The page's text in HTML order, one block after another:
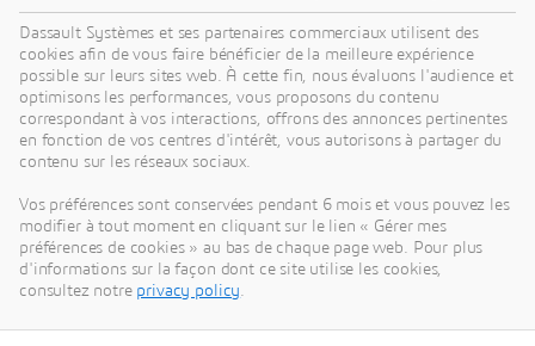
Imaginer, découvrir, valider, puis créer de nouvelles
options de mobilité audacieuses pour satisfaire des
clients exigeants dans le monde entier.
Challenge
Dassault Systèmes et ses partenaires commerciaux utilisent des
cookies afin de vous faire bénéficier de la meilleure expérience
possible sur leurs sites web. À cette fin, nous évaluons l'audience et
optimisons les performances, vous proposons du contenu
correspondant à vos interactions, offrons des annonces pertinentes
en fonction de vos centres d'intérêt, vous autorisons à partager du
contenu sur les réseaux sociaux.
Vos préférences sont conservées pendant 6 mois et vous pouvez les
modifier à tout moment en cliquant sur le lien « Gérer mes
préférences de cookies » au bas de chaque page web. Pour plus
d'informations sur la façon dont ce site utilise les cookies,
consultez notre privacy policy.